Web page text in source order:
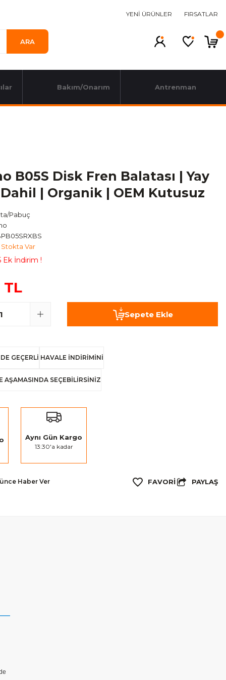
YENİ ÜRÜNLER FIRSATLAR
ARA
Bakım/Onarım Antrenman
B05S Disk Fren Balatası | Yay
| Organik | OEM Kutusuz
Pabuç
Stokta Var
Ek İndirim !
TL
Sepete Ekle
GEÇERLİ HAVALE İNDİRİMİNİ
AŞAMASINDA SEÇEBİLİRSİNİZ
Aynı Gün Kargo
13:30'a kadar
Haber Ver PAYLAŞ